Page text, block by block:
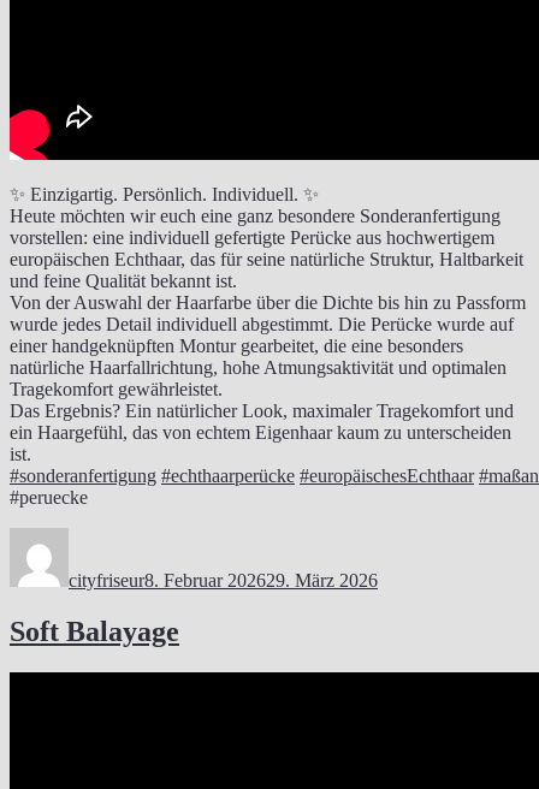
✨ Einzigartig. Persönlich. Individuell. ✨
Heute möchten wir euch eine ganz besondere Sonderanfertigung
vorstellen: eine individuell gefertigte Perücke aus hochwertigem
europäischen Echthaar, das für seine natürliche Struktur, Haltbarkeit
und feine Qualität bekannt ist.
Von der Auswahl der Haarfarbe über die Dichte bis hin zu Passform
wurde jedes Detail individuell abgestimmt. Die Perücke wurde auf
einer handgeknüpften Montur gearbeitet, die eine besonders
natürliche Haarfallrichtung, hohe Atmungsaktivität und optimalen
Tragekomfort gewährleistet.
Das Ergebnis? Ein natürlicher Look, maximaler Tragekomfort und
ein Haargefühl, das von echtem Eigenhaar kaum zu unterscheiden
ist.
#sonderanfertigung #echthaarperücke #europäischesEchthaar
#peruecke
cityfriseur8. Februar 202629. März 2026
Soft Balayage